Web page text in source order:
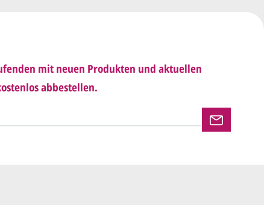
uns per E-Mail dieDruckfreigabe.
und versenden Ihre Karten.
mit neuen Produkten und aktuellen
abbestellen.